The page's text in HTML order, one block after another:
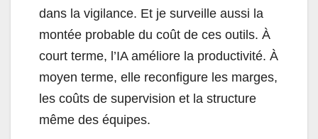
dans la vigilance. Et je surveille aussi la
montée probable du coût de ces outils. À
court terme, l’IA améliore la productivité. À
moyen terme, elle reconfigure les marges,
les coûts de supervision et la structure
même des équipes.